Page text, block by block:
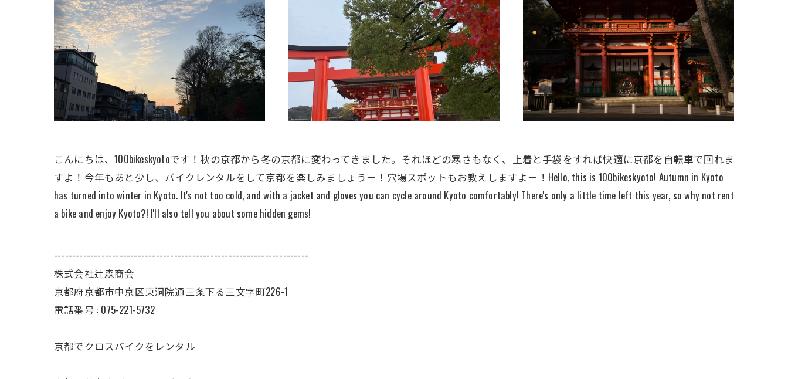
こんにちは、100bikeskyotoです！秋の京都から冬の京都に変わってきました。それほどの寒さもなく、上着と手袋をすれば快適に京都を自転車で回れま
すよ！今年もあと少し、バイクレンタルをして京都を楽しみましょうー！穴場スポットもお教えしますよー！Hello, this is 100bikeskyoto! Autumn in Kyoto
has turned into winter in Kyoto. It's not too cold, and with a jacket and gloves you can cycle around Kyoto comfortably! There's only a little time left this year, so why not rent
a bike and enjoy Kyoto?! I'll also tell you about some hidden gems!
----------------------------------------------------------------------
株式会社辻森商会
京都府京都市中京区東洞院通三条下る三文字町226-1
電話番号 : 075-221-5732
京都でクロスバイクをレンタル